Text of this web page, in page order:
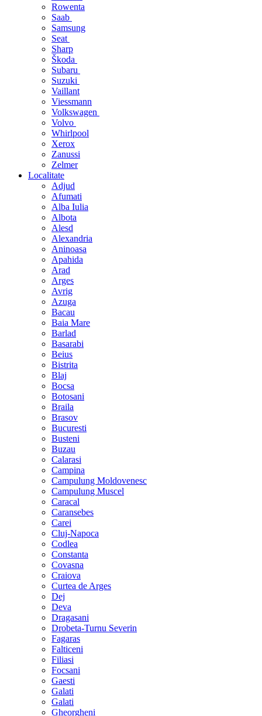
Rowenta
Saab
Samsung
Seat
Sharp
Škoda
Subaru
Suzuki
Vaillant
Viessmann
Volkswagen
Volvo
Whirlpool
Xerox
Zanussi
Zelmer
Localitate
Adjud
Afumati
Alba Iulia
Albota
Alesd
Alexandria
Aninoasa
Apahida
Arad
Arges
Avrig
Azuga
Bacau
Baia Mare
Barlad
Basarabi
Beius
Bistrita
Blaj
Bocsa
Botosani
Braila
Brasov
Bucuresti
Busteni
Buzau
Calarasi
Campina
Campulung Moldovenesc
Campulung Muscel
Caracal
Caransebes
Carei
Cluj-Napoca
Codlea
Constanta
Covasna
Craiova
Curtea de Arges
Dej
Deva
Dragasani
Drobeta-Turnu Severin
Fagaras
Falticeni
Filiasi
Focsani
Gaesti
Galati
Galati
Gheorgheni